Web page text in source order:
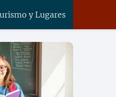
y Lugares